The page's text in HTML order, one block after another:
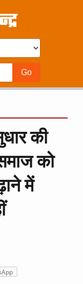
की
को
में